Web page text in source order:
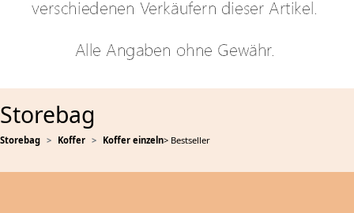
Storebag
Storebag Koffer Koffer einzeln> Bestseller